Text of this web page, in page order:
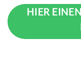
HIER